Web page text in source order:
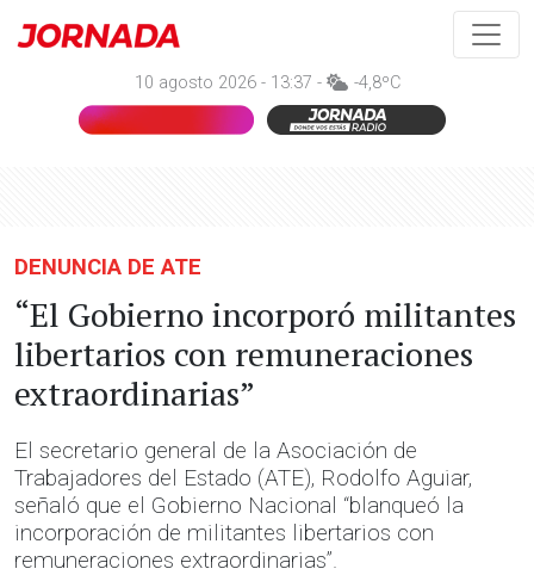
10 agosto 2026 - 13:37 - -4,8ºC
DENUNCIA DE ATE
“El Gobierno incorporó militantes
libertarios con remuneraciones
extraordinarias”
El secretario general de la Asociación de
Trabajadores del Estado (ATE), Rodolfo Aguiar,
señaló que el Gobierno Nacional “blanqueó la
incorporación de militantes libertarios con
remuneraciones extraordinarias”.